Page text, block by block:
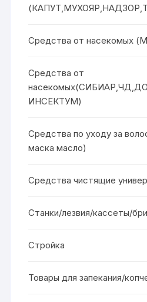
Средства от насекомых
Средства от
ИНСЕКТУМ)
Средства по уходу за
маска масло)
Средства чистящие
Станки/лезвия/кассеты/
Стройка
Товары для запекания/